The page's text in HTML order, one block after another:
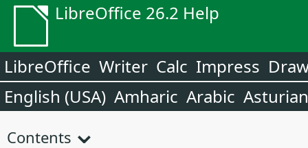
LibreOffice 26.2 Help
LibreOffice Writer Calc Impress
English (USA) Amharic Arabic Asturian
Contents